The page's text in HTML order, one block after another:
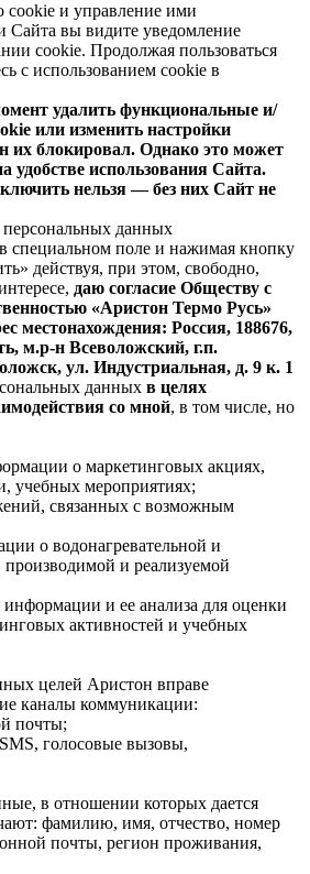
и управление ими
вы видите уведомление
cookie. Продолжая пользоваться
с использованием cookie в
удалить функциональные и/
или изменить настройки
их блокировал. Однако это может
удобстве использования Сайта.
нельзя — без них Сайт не
персональных данных
специальном поле и нажимая кнопку
действуя, при этом, свободно,
даю согласие Обществу с
«Аристон Термо Русь»
местонахождения: Россия, 188676,
м.р-н Всеволожский, г.п.
ул. Индустриальная, д. 9 к. 1
данных в целях
со мной, в том числе, но
о маркетинговых акциях,
учебных мероприятиях;
связанных с возможным
о водонагревательной и
производимой и реализуемой
информации и ее анализа для оценки
активностей и учебных
целей Аристон вправе
каналы коммуникации:
почты;
голосовые вызовы,
в отношении которых дается
фамилию, имя, отчество, номер
почты, регион проживания,